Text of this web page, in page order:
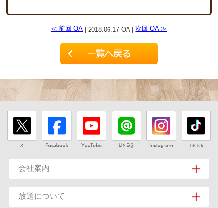
≪ 前回 OA | 2018.06.17 OA |次回 OA ≫
会社案内
放送について